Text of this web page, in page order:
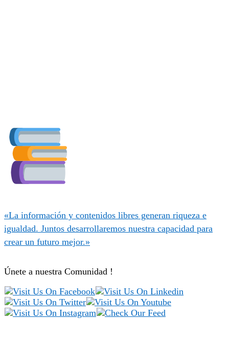
«La información y contenidos libres generan riqueza e
igualdad. Juntos desarrollaremos nuestra capacidad para
crear un futuro mejor.»
Únete a nuestra Comunidad !